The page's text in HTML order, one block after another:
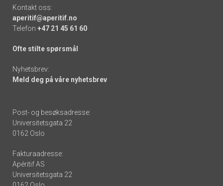
Kontakt oss:
aperitif@aperitif.no
Telefon +47 21 45 61 60
Ofte stilte spørsmål
Nyhetsbrev:
Meld deg på våre nyhetsbrev
Post- og besøksadresse:
Universitetsgata 22
0162 Oslo
Fakturaadresse:
Apéritif AS
Universitetsgata 22